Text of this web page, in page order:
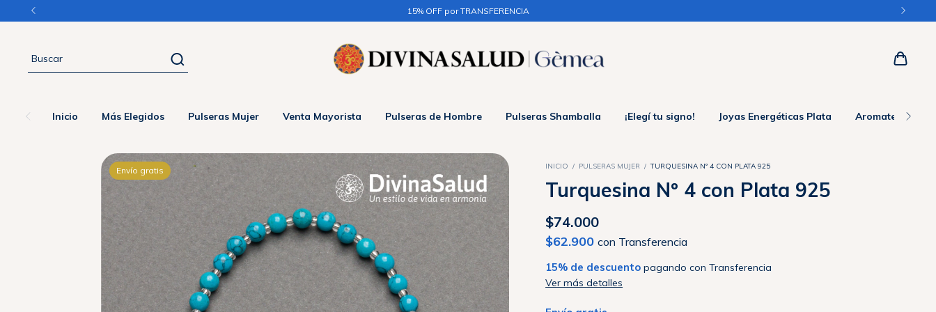
15% OFF por TRANSFERENCIA
Inicio Más Elegidos Pulseras Mujer Venta Mayorista Pulseras de Hombre Pulseras Shamballa ¡Elegí tu signo! Joyas Energéticas Plata Aromaterapia
Envío gratis INICIO / PULSERAS MUJER / TURQUESINA Nº 4 CON PLATA 925
Turquesina Nº 4 con Plata 925
$74.000
$62.900con Transferencia
15% de descuento pagando con Transferencia
Ver más detalles